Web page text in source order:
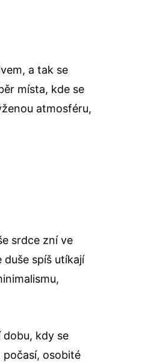
a tak se
místa, kde se
atmosféru,
srdce zní ve
spíš utíkají
kdy se
osobité